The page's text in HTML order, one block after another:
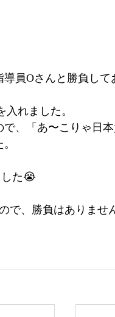
員Oさんと勝負して
れました。
、「あ〜こりゃ日
た😭
で、勝負はありませ